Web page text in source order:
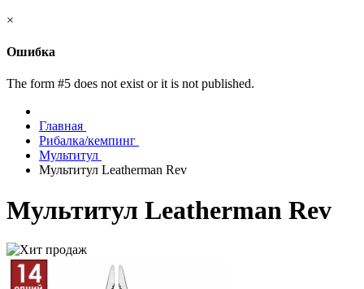
×
Ошибка
The form #5 does not exist or it is not published.
Главная
Рибалка/кемпинг
Мультитул
Мультитул Leatherman Rev
Мультитул Leatherman Rev